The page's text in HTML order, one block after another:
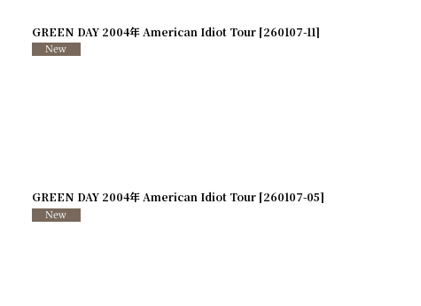
GREEN DAY 2004年 American Idiot Tour [260107-11]
GREEN DAY 2004年 American Idiot Tour [260107-05]